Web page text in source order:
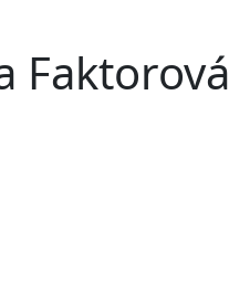
Faktorová